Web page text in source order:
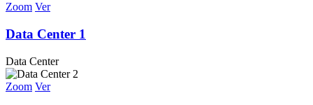
Zoom Ver
Data Center 1
Data Center
Zoom Ver